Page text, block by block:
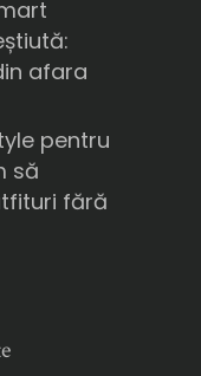
afara
pentru
să
fără